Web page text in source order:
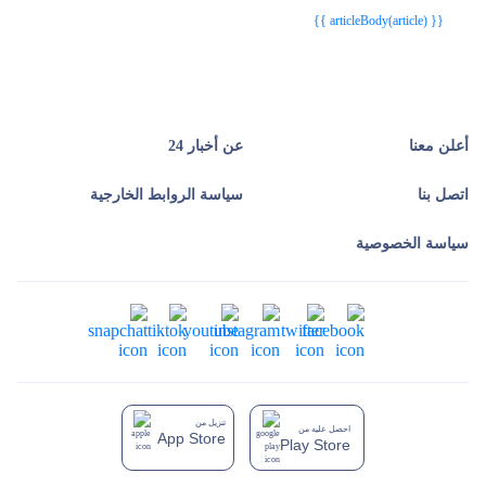
{{ articleBody(article) }}
أعلن معنا عن أخبار 24
اتصل بنا سياسة الروابط الخارجية
سياسة الخصوصية
تنزيل من
App Store
احصل عليه من
Play Store